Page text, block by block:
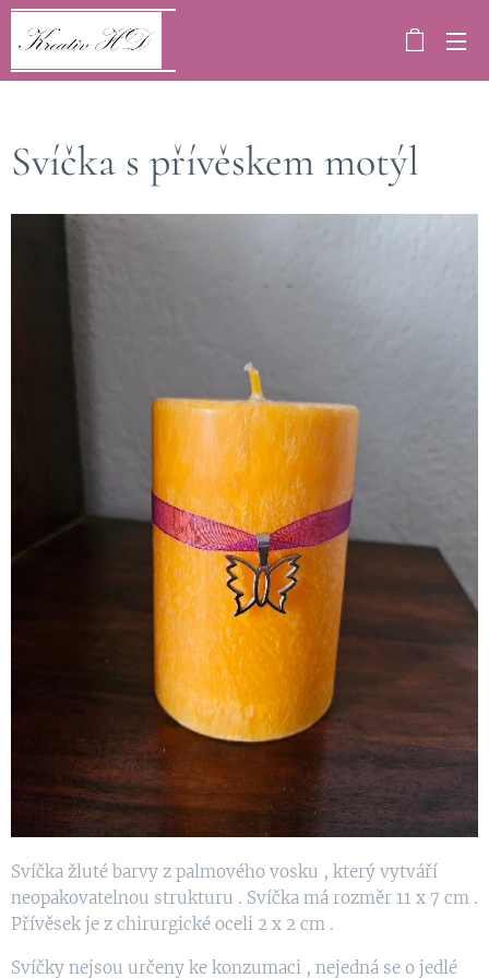
Svíčka s přívěskem motýl
Svíčka žluté barvy z palmového vosku , který vytváří
neopakovatelnou strukturu . Svíčka má rozměr 11 x 7 cm .
Přívěsek je z chirurgické oceli 2 x 2 cm .
Svíčky nejsou určeny ke konzumaci , nejedná se o jedlé